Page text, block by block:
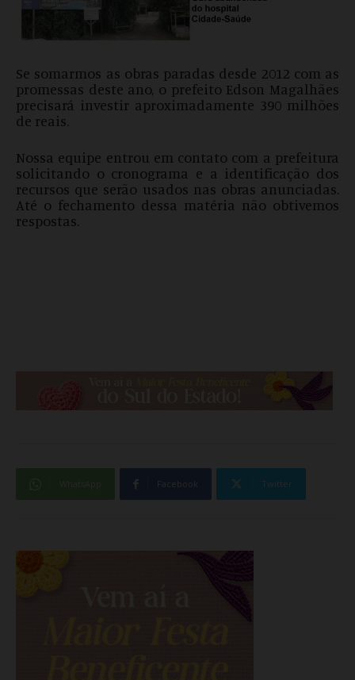
Se somarmos as obras paradas desde 2012 com as
promessas deste ano, o prefeito Edson Magalhães
precisará investir aproximadamente 390 milhões
de reais.
Nossa equipe entrou em contato com a prefeitura
solicitando o cronograma e a identificação dos
recursos que serão usados nas obras anunciadas.
Até o fechamento dessa matéria não obtivemos
respostas.
Facebook Twitter